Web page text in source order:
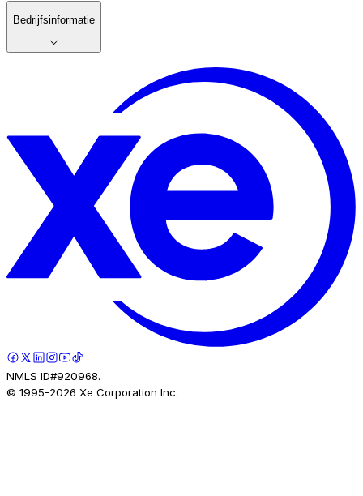
Bedrijfsinformatie
NMLS ID#920968.
© 1995-2026 Xe Corporation Inc.